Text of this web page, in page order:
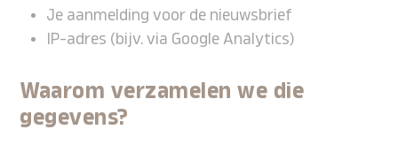
Je aanmelding voor de nieuwsbrief
IP-adres (bijv. via Google Analytics)
Waarom verzamelen we die
gegevens?